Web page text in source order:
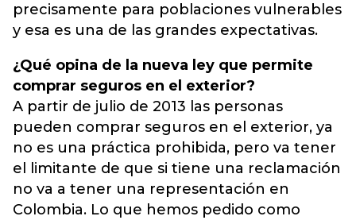
precisamente para poblaciones vulnerables
y esa es una de las grandes expectativas.
¿Qué opina de la nueva ley que permite
comprar seguros en el exterior?
A partir de julio de 2013 las personas
pueden comprar seguros en el exterior, ya
no es una práctica prohibida, pero va tener
el limitante de que si tiene una reclamación
no va a tener una representación en
Colombia. Lo que hemos pedido como